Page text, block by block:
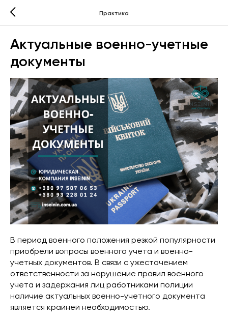
Практика
Актуальные военно-учетные
документы
В период военного положения резкой популярности
приобрели вопросы военного учета и военно-
учетных документов. В связи с ужесточением
ответственности за нарушение правил военного
учета и задержания лиц работниками полиции
наличие актуальных военно-учетного документа
является крайней необходимостью.